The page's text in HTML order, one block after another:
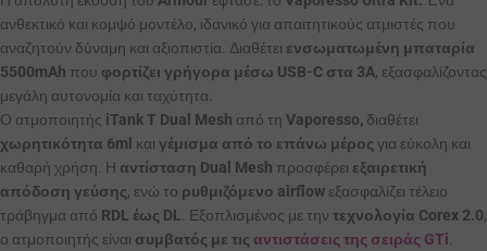
ανθεκτικό και κομψό μοντέλο, ιδανικό για απαιτητικούς ατμιστές που
αναζητούν δύναμη και αξιοπιστία. Διαθέτει ενσωματωμένη μπαταρία
5500mAh που φορτίζει γρήγορα μέσω USB-C στα 3A, εξασφαλίζοντας
μεγάλη αυτονομία και ταχύτητα.
Ο ατμοποιητής iTank T Dual Mesh από τη Vaporesso, διαθέτει
χωρητικότητα 6ml και γέμισμα από το επάνω μέρος για εύκολη και
καθαρή χρήση. Η αντίσταση Dual Mesh προσφέρει εξαιρετική
απόδοση γεύσης, ενώ το ρυθμιζόμενο airflow εξασφαλίζει τέλειο
τράβηγμα από RDL έως DL . Εξοπλισμένος με την τεχνολογία Corex 2.0,
ο ατμοποιητής είναι συμβατός με τις αντιστάσεις της σειράς GTi